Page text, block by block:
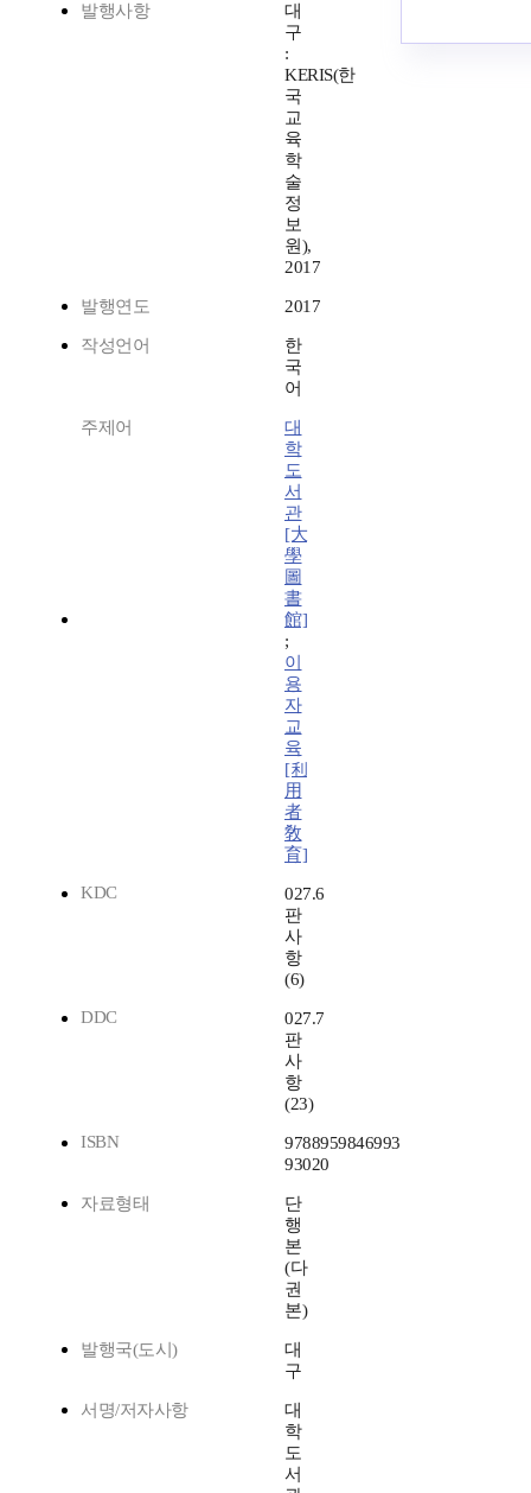
발행사항
대
구
:
KERIS(한
국
교
육
학
술
정
보
원),
2017
발행연도 2017
작성언어
한
국
어
주제어
대
학
도
서
관
[大
學
圖
書
館]
;
이
용
자
교
육
[利
用
者
敎
育]
KDC
027.6
판
사
항
(6)
DDC
027.7
판
사
항
(23)
ISBN
9788959846993
93020
자료형태
단
행
본
(다
권
본)
발행국(도시)
대
구
서명/저자사항
대
학
도
서